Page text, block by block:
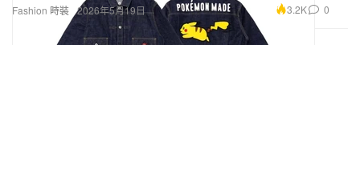
Fashion 時裝 2026年5月19日 3.2K 0